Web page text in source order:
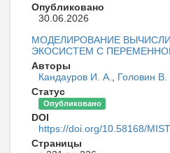
Опубликовано
30.06.2026
МОДЕЛИРОВАНИЕ
ЭКОСИСТЕМ С
Авторы
Кандауров И. А.
Головин В.
Статус
Опубликовано
DOI
https://doi.org/10.58168/
Страницы